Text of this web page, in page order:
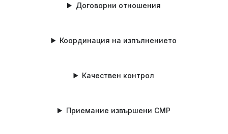
Договорни отношения
Координация на изпълнението
Качествен контрол
Приемание извършени СМР